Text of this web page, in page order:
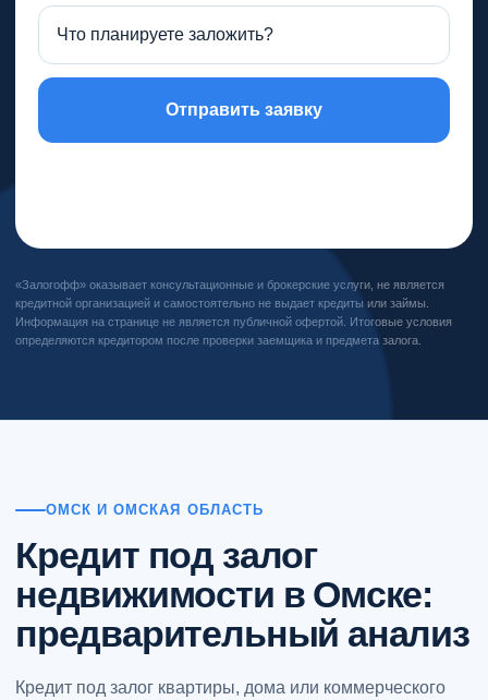
Отправить заявку
«Залогофф» оказывает консультационные и брокерские услуги, не является
кредитной организацией и самостоятельно не выдает кредиты или займы.
Информация на странице не является публичной офертой. Итоговые условия
определяются кредитором после проверки заемщика и предмета залога.
ОМСК И ОМСКАЯ ОБЛАСТЬ
Кредит под залог
недвижимости в Омске:
предварительный анализ
Кредит под залог квартиры, дома или коммерческого